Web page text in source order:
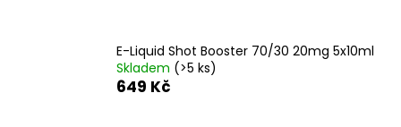
E-Liquid Shot Booster 70/30 20mg 5x10ml
Skladem (>5 ks)
649 Kč